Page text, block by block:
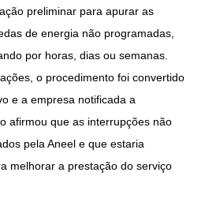
preliminar para apurar as
de energia não programadas,
por horas, dias ou semanas.
o procedimento foi convertido
e a empresa notificada a
afirmou que as interrupções não
pela Aneel e que estaria
melhorar a prestação do serviço